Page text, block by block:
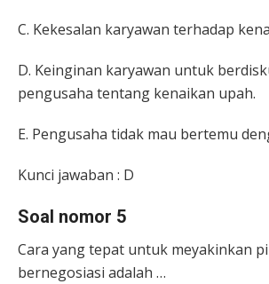
C. Kekesalan karyawan terhadap
D. Keinginan karyawan untuk
pengusaha tentang kenaikan upah.
E. Pengusaha tidak mau bertemu
Kunci jawaban : D
Soal nomor 5
Cara yang tepat untuk meyakinkan
bernegosiasi adalah …